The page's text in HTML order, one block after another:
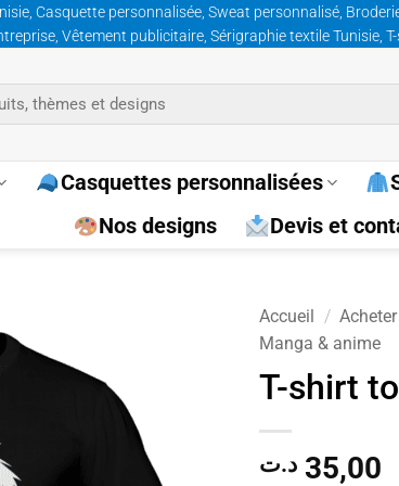
Casquette personnalisée, Sweat personnalisé,
Vêtement publicitaire, Sérigraphie textile Tunisie,
Casquettes personnalisées
Nos designs
Devis et
Accueil / Acheter
Manga & anime
T-shirt
35,00 د.ت